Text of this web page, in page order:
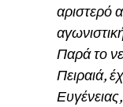
αριστερό
Παρά το
Πειραιά,